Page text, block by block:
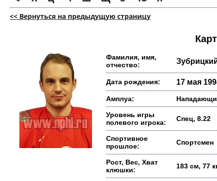
<< Вернуться на предыдущую страницу
Фамилия, имя,
отчество:
Дата рождения: 17 мая
Амплуа:
Уровень игры
полевого игрока:
Спец, 8.22
Спортивное
прошлое:
Спортсмен
Рост, Вес, Хват
клюшки:
183 см, 77